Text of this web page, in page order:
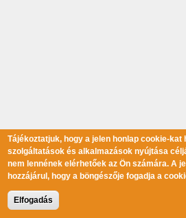
Tájékoztatjuk, hogy a jelen honlap cookie-kat
szolgáltatások és alkalmazások nyújtása
nem lennének elérhetőek az Ön számára. A
hozzájárul, hogy a böngészője fogadja a
Elfogadás